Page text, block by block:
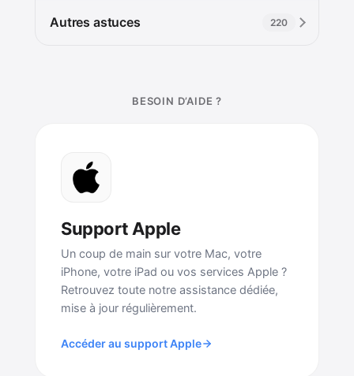
Autres astuces 220
BESOIN D’AIDE ?
Support Apple
Un coup de main sur votre Mac, votre
iPhone, votre iPad ou vos services Apple ?
Retrouvez toute notre assistance dédiée,
mise à jour régulièrement.
Accéder au support Apple